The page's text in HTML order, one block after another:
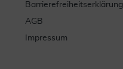
Barrierefreiheitserklärung
AGB
Impressum